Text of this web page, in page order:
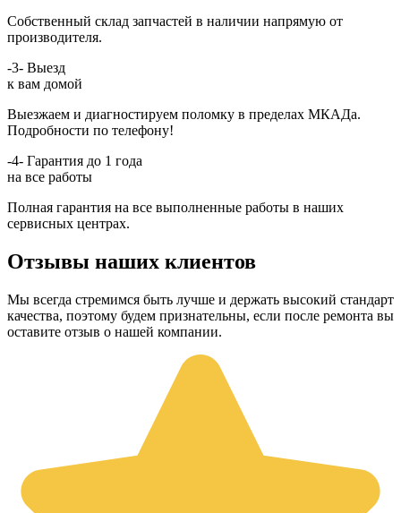
Собственный склад запчастей в наличии напрямую от
производителя.
-3- Выезд
к вам домой
Выезжаем и диагностируем поломку в пределах МКАДа.
Подробности по телефону!
-4- Гарантия до 1 года
на все работы
Полная гарантия на все выполненные работы в наших
сервисных центрах.
Отзывы наших клиентов
Мы всегда стремимся быть лучше и держать высокий стандарт
качества, поэтому будем признательны, если после ремонта вы
оставите отзыв о нашей компании.